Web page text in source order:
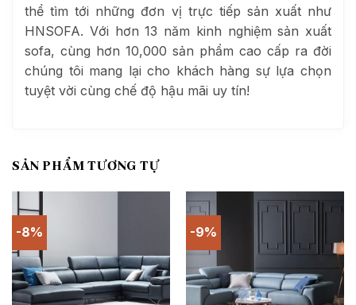
thể tìm tới những đơn vị trực tiếp sản xuất như
HNSOFA. Với hơn 13 năm kinh nghiệm sản xuất
sofa, cùng hơn 10,000 sản phẩm cao cấp ra đời
chúng tôi mang lại cho khách hàng sự lựa chọn
tuyệt vời cùng chế độ hậu mãi uy tín!
SẢN PHẨM TƯƠNG TỰ
-8% -9%